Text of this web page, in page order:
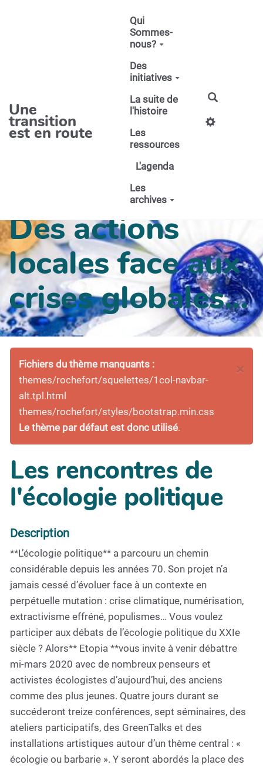
Une
transition
est en route
Qui
Sommes-
nous?
Des
initiatives
La suite de
l'histoire
Les
ressources
L'agenda
Les
archives
Des actions
locales face aux
crises globales...
×
Fichiers du thème manquants :
themes/rochefort/squelettes/1col-navbar-
alt.tpl.html
themes/rochefort/styles/bootstrap.min.css
Le thème par défaut est donc utilisé.
Les rencontres de
l'écologie politique
Description
**L’écologie politique** a parcouru un chemin
considérable depuis les années 70. Son projet n’a
jamais cessé d’évoluer face à un contexte en
perpétuelle mutation : crise climatique, numérisation,
extractivisme effréné, populismes… Vous voulez
participer aux débats de l’écologie politique du XXIe
siècle ? Alors** Etopia **vous invite à venir débattre
mi-mars 2020 avec de nombreux penseurs et
activistes écologistes d’aujourd’hui, des anciens
comme des plus jeunes. Quatre jours durant se
succéderont treize conférences, sept séminaires, des
ateliers participatifs, des GreenTalks et des
installations artistiques autour d’un thème central : «
écologie ou barbarie ». Y seront abordés la place des